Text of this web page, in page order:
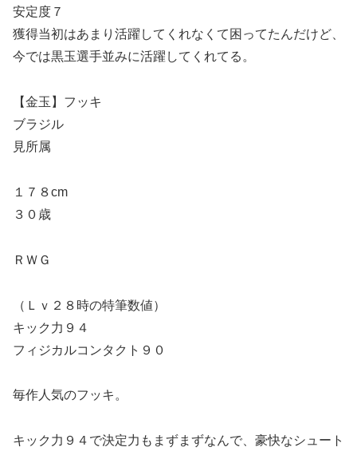
安定度７
獲得当初はあまり活躍してくれなくて困ってたんだけど、
今では黒玉選手並みに活躍してくれてる。
【金玉】フッキ
ブラジル
見所属
１７８cm
３０歳
ＲＷＧ
（Ｌｖ２８時の特筆数値）
キック力９４
フィジカルコンタクト９０
毎作人気のフッキ。
キック力９４で決定力もまずまずなんで、豪快なシュート